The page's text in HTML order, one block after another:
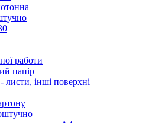
работи
папір
інші поверхні